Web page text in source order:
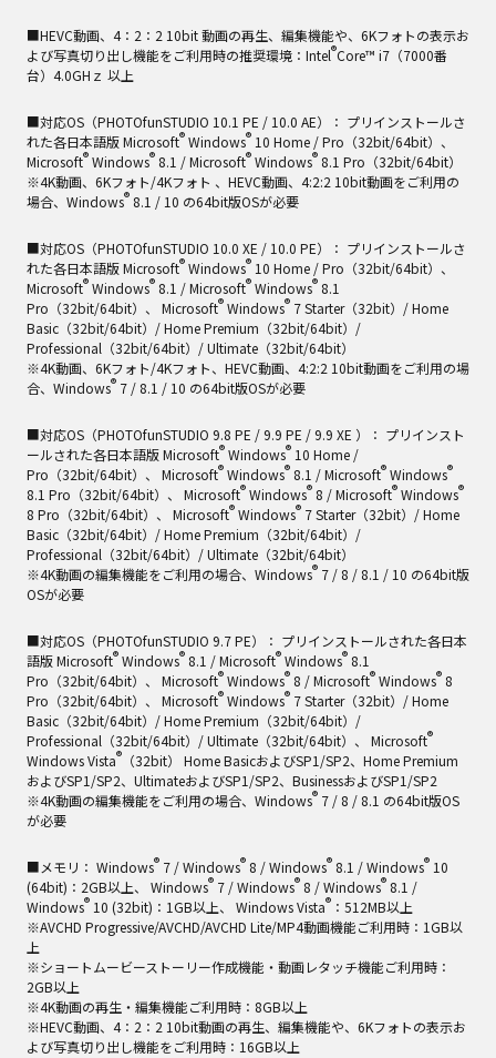
■HEVC動画、4：2：2 10bit 動画の再生、編集機能や、6Kフォトの表示お
よび写真切り出し機能をご利用時の推奨環境：Intel®Core™ i7（7000番
台）4.0GHｚ 以上
■対応OS（PHOTOfunSTUDIO 10.1 PE / 10.0 AE）： プリインストールさ
れた各日本語版 Microsoft® Windows® 10 Home / Pro（32bit/64bit）、
Microsoft® Windows® 8.1 / Microsoft® Windows® 8.1 Pro（32bit/64bit）
※4K動画、6Kフォト/4Kフォト 、HEVC動画、4:2:2 10bit動画をご利用の
場合、Windows® 8.1 / 10 の64bit版OSが必要
■対応OS（PHOTOfunSTUDIO 10.0 XE / 10.0 PE）： プリインストールさ
れた各日本語版 Microsoft® Windows® 10 Home / Pro（32bit/64bit）、
Microsoft® Windows® 8.1 / Microsoft® Windows® 8.1
Pro（32bit/64bit）、 Microsoft® Windows® 7 Starter（32bit）/ Home
Basic（32bit/64bit）/ Home Premium（32bit/64bit）/
Professional（32bit/64bit）/ Ultimate（32bit/64bit）
※4K動画、6Kフォト/4Kフォト、HEVC動画、4:2:2 10bit動画をご利用の場
合、Windows® 7 / 8.1 / 10 の64bit版OSが必要
■対応OS（PHOTOfunSTUDIO 9.8 PE / 9.9 PE / 9.9 XE ）： プリインスト
ールされた各日本語版 Microsoft® Windows® 10 Home /
Pro（32bit/64bit）、 Microsoft® Windows® 8.1 / Microsoft® Windows®
8.1 Pro（32bit/64bit）、 Microsoft® Windows® 8 / Microsoft® Windows®
8 Pro（32bit/64bit）、 Microsoft® Windows® 7 Starter（32bit）/ Home
Basic（32bit/64bit）/ Home Premium（32bit/64bit）/
Professional（32bit/64bit）/ Ultimate（32bit/64bit）
※4K動画の編集機能をご利用の場合、Windows® 7 / 8 / 8.1 / 10 の64bit版
OSが必要
■対応OS（PHOTOfunSTUDIO 9.7 PE）： プリインストールされた各日本
語版 Microsoft® Windows® 8.1 / Microsoft® Windows® 8.1
Pro（32bit/64bit）、 Microsoft® Windows® 8 / Microsoft® Windows® 8
Pro（32bit/64bit）、 Microsoft® Windows® 7 Starter（32bit）/ Home
Basic（32bit/64bit）/ Home Premium（32bit/64bit）/
Professional（32bit/64bit）/ Ultimate（32bit/64bit）、 Microsoft®
Windows Vista® （32bit） Home BasicおよびSP1/SP2、Home Premium
およびSP1/SP2、UltimateおよびSP1/SP2、BusinessおよびSP1/SP2
※4K動画の編集機能をご利用の場合、Windows® 7 / 8 / 8.1 の64bit版OS
が必要
■メモリ： Windows® 7 / Windows® 8 / Windows® 8.1 / Windows® 10
(64bit)：2GB以上、 Windows® 7 / Windows® 8 / Windows® 8.1 /
Windows® 10 (32bit)：1GB以上、 Windows Vista® ：512MB以上
※AVCHD Progressive/AVCHD/AVCHD Lite/MP4動画機能ご利用時：1GB以
上
※ショートムービーストーリー作成機能・動画レタッチ機能ご利用時：
2GB以上
※4K動画の再生・編集機能ご利用時：8GB以上
※HEVC動画、4：2：2 10bit動画の再生、編集機能や、6Kフォトの表示お
よび写真切り出し機能をご利用時：16GB以上